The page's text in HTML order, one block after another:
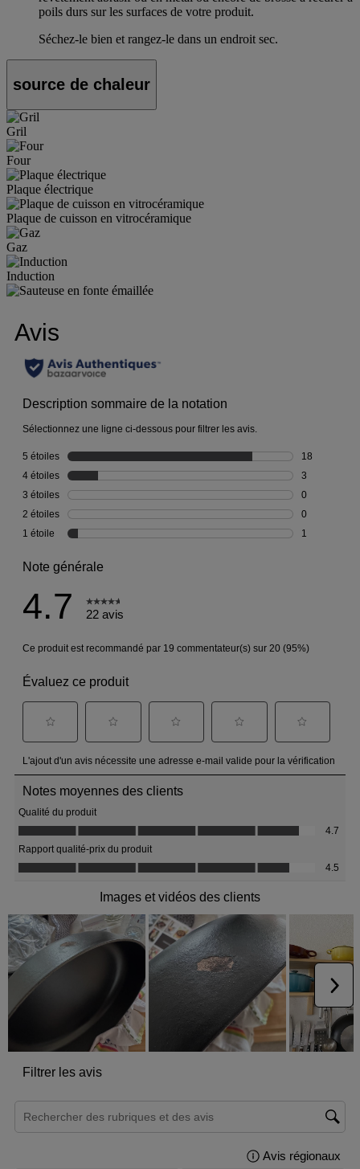
poils durs sur les surfaces de votre produit.
Séchez-le bien et rangez-le dans un endroit sec.
source de chaleur
Gril
Four
Plaque électrique
Plaque de cuisson en vitrocéramique
Gaz
Induction